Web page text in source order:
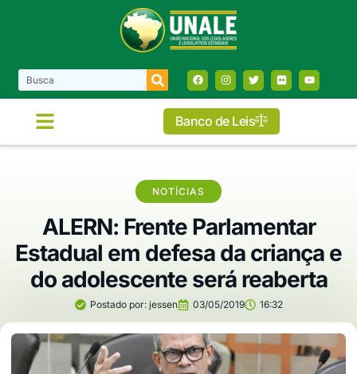
Banco de Leis
NOTÍCIAS
ALERN: Frente Parlamentar
Estadual em defesa da criança e
do adolescente será reaberta
Postado por:jessen 03/05/2019 16:32